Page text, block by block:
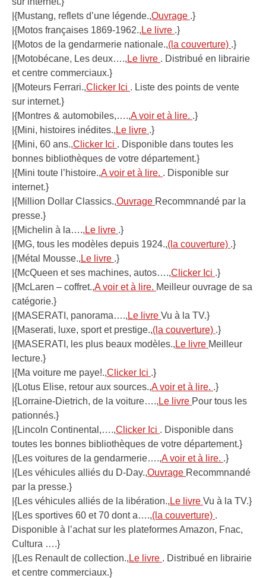
|{Mustang, reflets d’une légende.,Ouvrage .}
|{Motos françaises 1869-1962., Le livre .}
|{Motos de la gendarmerie nationale.,(la couverture) .}
|{Motobécane, Les deux…., Le livre . Distribué en librairie
et centre commerciaux.}
|{Moteurs Ferrari.,Clicker Ici . Liste des points de vente
sur internet.}
|{Montres & automobiles,….,A voir et à lire. .}
|{Mini, histoires inédites., Le livre .}
|{Mini, 60 ans.,Clicker Ici . Disponible dans toutes les
bonnes bibliothèques de votre département.}
|{Mini toute l’histoire.,A voir et à lire. . Disponible sur
internet.}
|{Million Dollar Classics.,Ouvrage Recommnandé par la
presse.}
|{Michelin à la…., Le livre .}
|{MG, tous les modèles depuis 1924.,(la couverture) .}
|{Métal Mousse., Le livre .}
|{McQueen et ses machines, autos….,Clicker Ici .}
|{McLaren – coffret.,A voir et à lire. Meilleur ouvrage de sa
catégorie.}
|{MASERATI, panorama…., Le livre Vu à la TV.}
|{Maserati, luxe, sport et prestige.,(la couverture) .}
|{MASERATI, les plus beaux modèles., Le livre Meilleur
lecture.}
|{Ma voiture me paye!.,Clicker Ici .}
|{Lotus Elise, retour aux sources.,A voir et à lire. .}
|{Lorraine-Dietrich, de la voiture…., Le livre Pour tous les
pationnés.}
|{Lincoln Continental,….,Clicker Ici . Disponible dans
toutes les bonnes bibliothèques de votre département.}
|{Les voitures de la gendarmerie….,A voir et à lire. .}
|{Les véhicules alliés du D-Day.,Ouvrage Recommnandé
par la presse.}
|{Les véhicules alliés de la libération., Le livre Vu à la TV.}
|{Les sportives 60 et 70 dont a….,(la couverture) .
Disponible à l’achat sur les plateformes Amazon, Fnac,
Cultura ….}
|{Les Renault de collection., Le livre . Distribué en librairie
et centre commerciaux.}